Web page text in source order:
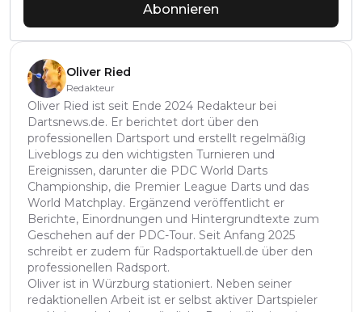
Abonnieren
Oliver Ried
Redakteur
Oliver Ried ist seit Ende 2024 Redakteur bei
Dartsnews.de. Er berichtet dort über den
professionellen Dartsport und erstellt regelmäßig
Liveblogs zu den wichtigsten Turnieren und
Ereignissen, darunter die PDC World Darts
Championship, die Premier League Darts und das
World Matchplay. Ergänzend veröffentlicht er
Berichte, Einordnungen und Hintergrundtexte zum
Geschehen auf der PDC-Tour. Seit Anfang 2025
schreibt er zudem für Radsportaktuell.de über den
professionellen Radsport.
Oliver ist in Würzburg stationiert. Neben seiner
redaktionellen Arbeit ist er selbst aktiver Dartspieler